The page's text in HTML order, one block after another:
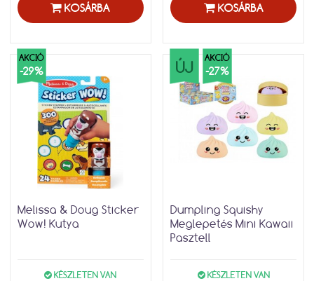
KOSÁRBA KOSÁRBA
AKCIÓ
-29%
Melissa & Doug Sticker
Wow! Kutya
KÉSZLETEN VAN
ÚJ AKCIÓ
-27%
Dumpling Squishy
Meglepetés Mini Kawaii
Pasztell
KÉSZLETEN VAN